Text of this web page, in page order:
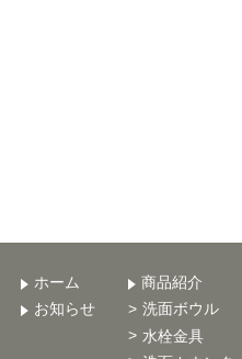
ホーム
お知らせ
商品紹介
洗面ボウル
水栓金具